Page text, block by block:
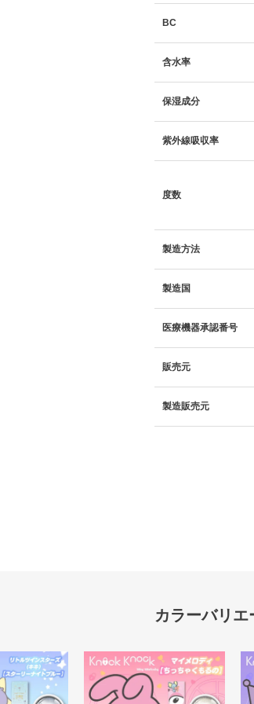
BC
含水率
保湿成分
紫外線吸収率
度数
製造方法
製造国
医療機器承認番号
販売元
製造販売元